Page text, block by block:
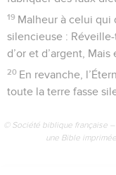
19 Malheur à celui qui
silencieuse :
d’or et d’argent,
20 En revanche,
toute la terre fasse
© Société biblique française –
une Bible